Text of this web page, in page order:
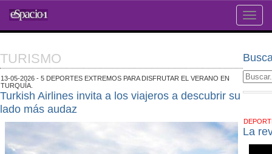
Toggle
TURISMO
13-05-2026 - 5 DEPORTES EXTREMOS PARA DISFRUTAR EL VERANO EN
TURQUÍA.
Turkish Airlines invita a los viajeros a descubrir su
lado más audaz
La